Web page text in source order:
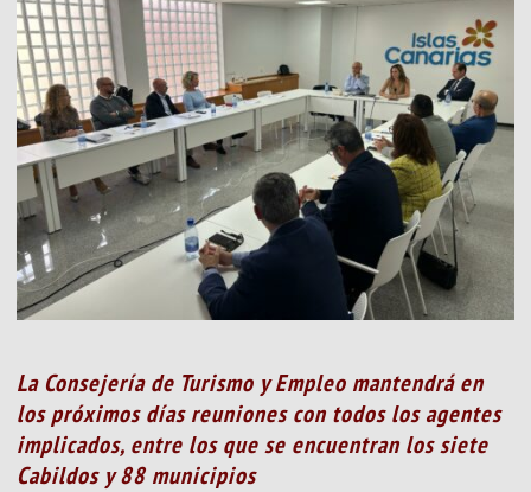
La Consejería de Turismo y Empleo mantendrá en
los próximos días reuniones con todos los agentes
implicados, entre los que se encuentran los siete
Cabildos y 88 municipios